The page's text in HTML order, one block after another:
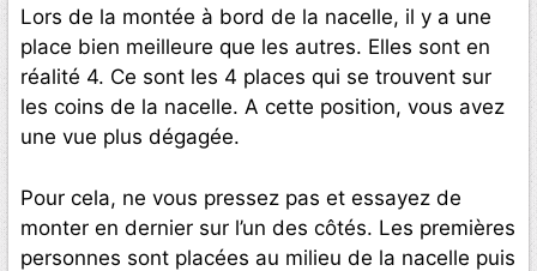
Lors de la montée à bord de la nacelle, il y a une
place bien meilleure que les autres. Elles sont en
réalité 4. Ce sont les 4 places qui se trouvent sur
les coins de la nacelle. A cette position, vous avez
une vue plus dégagée.
Pour cela, ne vous pressez pas et essayez de
monter en dernier sur l’un des côtés. Les premières
personnes sont placées au milieu de la nacelle puis